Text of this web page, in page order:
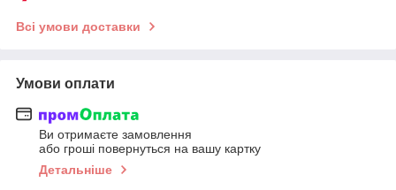
Всі умови доставки
Умови оплати
Ви отримаєте замовлення
або гроші повернуться на вашу картку
Детальніше